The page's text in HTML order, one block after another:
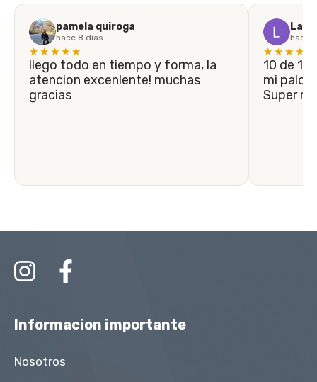
pamela quiroga
hace 8 días
★★★★★
llego todo en tiempo y forma, la
atencion excenlente! muchas
gracias
hace
★★★★★
10 de 10! En menos de 5 días llegó
mi palo
Super
Informacion importante
Nosotros